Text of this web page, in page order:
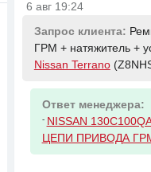
6 авг 19:24
Запрос клиента:
ГРМ + натяжитель +
Nissan Terrano
Ответ менеджера:
- NISSAN
ЦЕПИ ПРИВОДА